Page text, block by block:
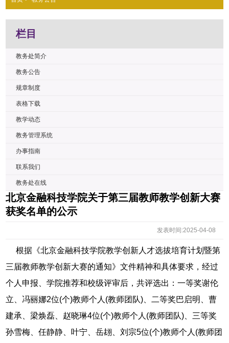
栏目
教务处简介
教务公告
规章制度
表格下载
教学动态
教务管理系统
办事指南
联系我们
教务处在线
北京金融科技学院关于第三届教师教学创新大赛
获奖名单的公示
发表时间:2025-04-08
根据《北京金融科技学院教学创新人才选拔培育计划暨第
三届教师教学创新大赛的通知》文件精神和具体要求，经过
个人申报、学院推荐和校级评审后，共评选出：一等奖谢伦
立、冯丽娜2位(个)教师个人(教师团队)、二等奖巴启明、曹
建承、梁焕磊、赵晓琳4位(个)教师个人(教师团队)、三等奖
孙雪梅、任静静、叶宁、岳翃、刘宗5位(个)教师个人(教师团